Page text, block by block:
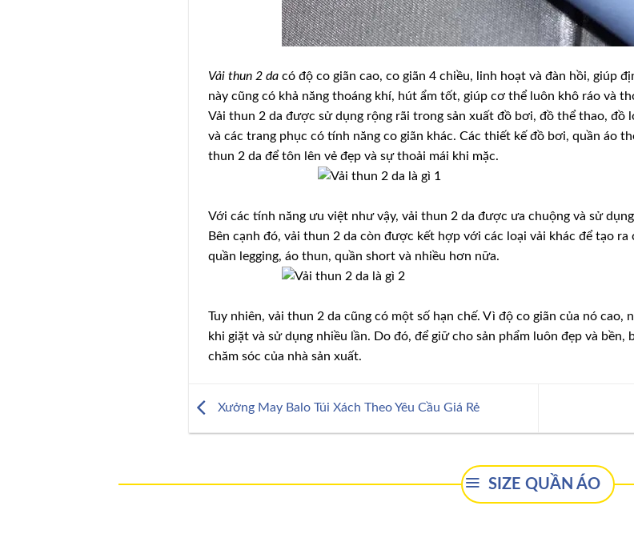
Vải thun 2 da có độ co giãn cao, co giãn 4 chiều, linh hoạt và đàn hồi, giúp
này cũng có khả năng thoáng khí, hút ẩm tốt, giúp cơ thể luôn khô ráo và
Vải thun 2 da được sử dụng rộng rãi trong sản xuất đồ bơi, đồ thể thao, đồ
và các trang phục có tính năng co giãn khác. Các thiết kế đồ bơi, quần áo
thun 2 da để tôn lên vẻ đẹp và sự thoải mái khi mặc.
Với các tính năng ưu việt như vậy, vải thun 2 da được ưa chuộng và sử
Bên cạnh đó, vải thun 2 da còn được kết hợp với các loại vải khác để tạo
quần legging, áo thun, quần short và nhiều hơn nữa.
Tuy nhiên, vải thun 2 da cũng có một số hạn chế. Vì độ co giãn của nó cao,
khi giặt và sử dụng nhiều lần. Do đó, để giữ cho sản phẩm luôn đẹp và
chăm sóc của nhà sản xuất.
Xưởng May Balo Túi Xách Theo Yêu Cầu Giá Rẻ
SIZE QUẦN ÁO